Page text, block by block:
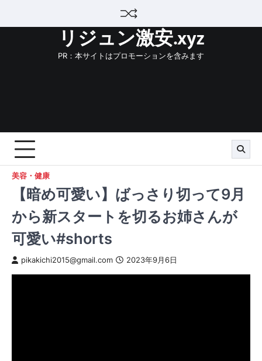
リジュン激安.xyz
PR：本サイトはプロモーションを含みます
美容・健康
【暗め可愛い】ばっさり切って9月
から新スタートを切るお姉さんが
可愛い#shorts
pikakichi2015@gmail.com 2023年9月6日